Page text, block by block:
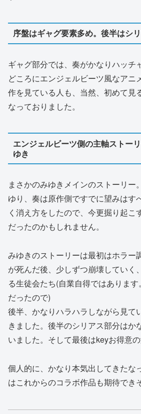
序盤はギャグ要素多め。後半はシ
ギャグ部分では、奏がかなりハッチ
どころにエンジェルビーツ風なアニ
作を見ている人も、当然、初めて見
なっておりました。
エンジェルビーツ側の主軸ストー
ゆき
まさかのみゆきメインのストーリー
ゆり、奏は原作側ですでに望みはす
く消え方をしたので、今更掘り起こ
だったのかもしれません。
みゆきのストーリーは最初はホラー
が死んだ後、少しずつ崩壊していく
る生徒会たち(自業自得ではありま
だったので)
後半、かなりハラハラしながら見て
きました。後半のシリアス部分はか
いました。そして最後はkeyお得意の
個人的に、かなり本気出してきたな
はこれからのコラボ作品も期待でき